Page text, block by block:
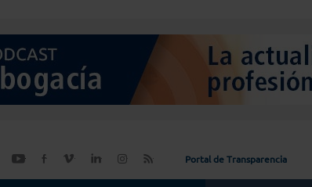
Portal de Transparencia